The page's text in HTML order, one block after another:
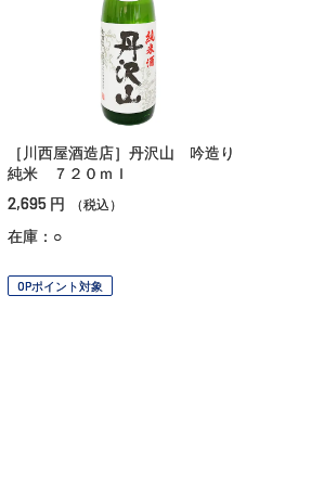
［川西屋酒造店］丹沢山 吟造り
純米 ７２０ｍｌ
2,695 円 （税込）
在庫：○
OPポイント対象